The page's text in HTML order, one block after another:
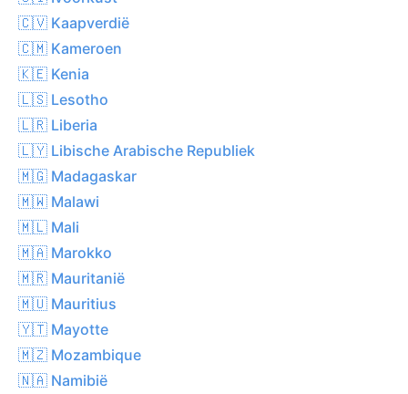
🇨🇻 Kaapverdië
🇨🇲 Kameroen
🇰🇪 Kenia
🇱🇸 Lesotho
🇱🇷 Liberia
🇱🇾 Libische Arabische Republiek
🇲🇬 Madagaskar
🇲🇼 Malawi
🇲🇱 Mali
🇲🇦 Marokko
🇲🇷 Mauritanië
🇲🇺 Mauritius
🇾🇹 Mayotte
🇲🇿 Mozambique
🇳🇦 Namibië